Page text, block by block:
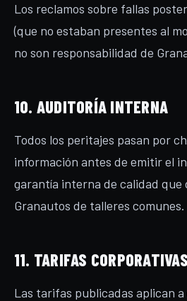
Los reclamos sobre fallas
(que no estaban presentes al
no son responsabilidad de
10. AUDITORÍA INTERNA
Todos los peritajes pasan por
información antes de emitir el
garantía interna de calidad que
Granautos de talleres comunes.
11. TARIFAS CORPORATIVAS
Las tarifas publicadas aplican